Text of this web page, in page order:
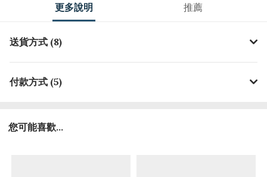
更多說明 推薦
送貨方式 (8)
付款方式 (5)
您可能喜歡...